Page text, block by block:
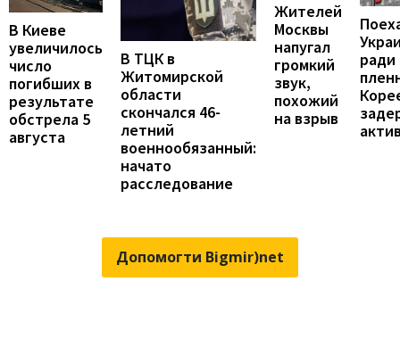
В Киеве
увеличилось
число
погибших в
результате
обстрела 5
августа
В ТЦК в
Житомирской
области
скончался 46-
летний
военнообязанный:
начато
расследование
Жителей
Москвы
напугал
громкий
звук,
похожий
на взрыв
ради
Допомогти Bigmir)net